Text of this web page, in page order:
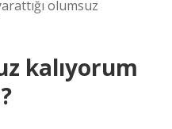
olumsuz
kalıyorum